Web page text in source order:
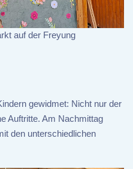
auf der Freyung
gewidmet: Nicht nur der
Auftritte. Am Nachmittag
den unterschiedlichen